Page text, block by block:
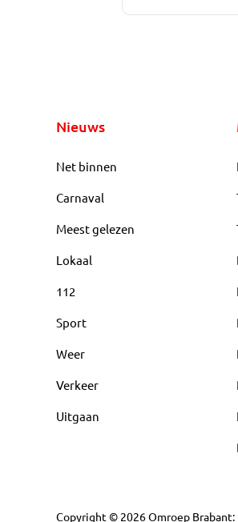
Nieuws
Net binnen
Carnaval
Meest gelezen
Lokaal
112
Sport
Weer
Verkeer
Uitgaan
Copyright © 2026Omroep